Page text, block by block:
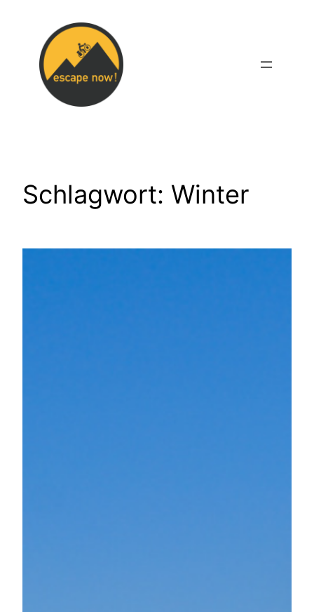
springen
Schlagwort: Winter